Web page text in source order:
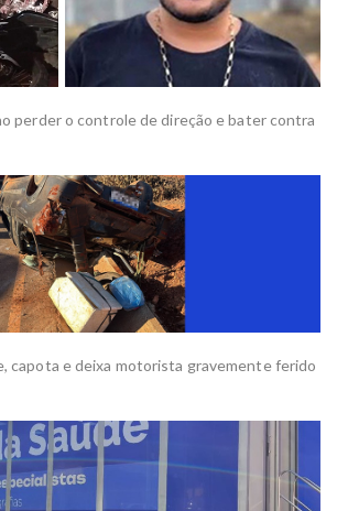
perder o controle de direção e bater contra
capota e deixa motorista gravemente ferido